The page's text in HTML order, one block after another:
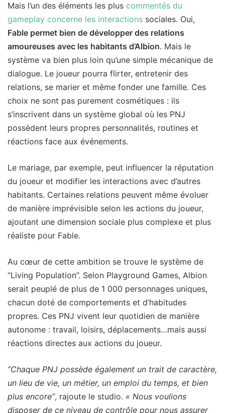
Mais l’un des éléments les plus commentés du
gameplay concerne les interactions sociales. Oui,
Fable permet bien de développer des relations
amoureuses avec les habitants d’Albion. Mais le
système va bien plus loin qu’une simple mécanique de
dialogue. Le joueur pourra flirter, entretenir des
relations, se marier et même fonder une famille. Ces
choix ne sont pas purement cosmétiques : ils
s’inscrivent dans un système global où les PNJ
possèdent leurs propres personnalités, routines et
réactions face aux événements.
Le mariage, par exemple, peut influencer la réputation
du joueur et modifier les interactions avec d’autres
habitants. Certaines relations peuvent même évoluer
de manière imprévisible selon les actions du joueur,
ajoutant une dimension sociale plus complexe et plus
réaliste pour Fable.
Au cœur de cette ambition se trouve le système de
“Living Population”. Selon Playground Games, Albion
serait peuplé de plus de 1 000 personnages uniques,
chacun doté de comportements et d’habitudes
propres. Ces PNJ vivent leur quotidien de manière
autonome : travail, loisirs, déplacements…mais aussi
réactions directes aux actions du joueur.
“Chaque PNJ possède également un trait de caractère,
un lieu de vie, un métier, un emploi du temps, et bien
plus encore”, rajoute le studio. « Nous voulions
disposer de ce niveau de contrôle pour nous assurer